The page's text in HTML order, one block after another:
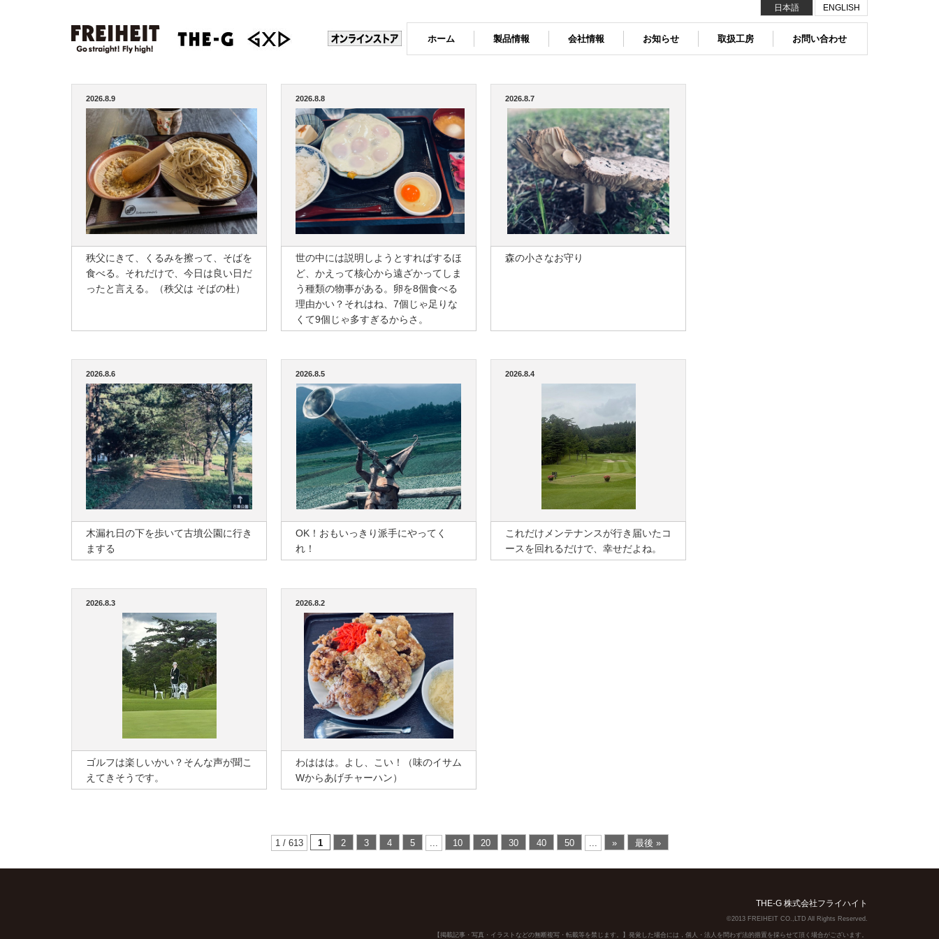
ホーム 製品情報 会社情報 お知らせ 取扱工房 お問い合わせ
日本語 ENGLISH
2026.8.9
秩父にきて、くるみを擦って、そばを
食べる。それだけで、今日は良い日だ
ったと言える。（秩父は そばの杜）
2026.8.8
世の中には説明しようとすればするほ
ど、かえって核心から遠ざかってしま
う種類の物事がある。卵を8個食べる
理由かい？それはね、7個じゃ足りな
くて9個じゃ多すぎるからさ。
2026.8.7
森の小さなお守り
2026.8.6
木漏れ日の下を歩いて古墳公園に行き
まする
2026.8.5
OK！おもいっきり派手にやってく
れ！
2026.8.4
これだけメンテナンスが行き届いたコ
ースを回れるだけで、幸せだよね。
2026.8.3
ゴルフは楽しいかい？そんな声が聞こ
えてきそうです。
2026.8.2
わははは。よし、こい！（味のイサム
Wからあげチャーハン）
1 / 613 1 2 3 4 5 ... 10 20 30 40 50 ... » 最後 »
THE-G 株式会社フライハイト
©2013 FREIHEIT CO.,LTD All Rights Reserved.
【掲載記事・写真・イラストなどの無断複写・転載等を禁じます。】発覚した場合には，個人・法人を問わず法的措置を採らせて頂く場合がございます。